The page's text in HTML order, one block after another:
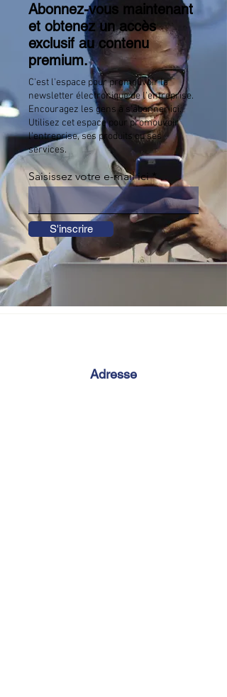
Abonnez-vous maintenant
et obtenez un accès
exclusif au contenu
premium.
C'est l'espace pour promouvoir la
newsletter électronique de l'entreprise.
Encouragez les gens à s'abonner ici.
Utilisez cet espace pour promouvoir
l'entreprise, ses produits ou ses
services.
Saisissez votre e-mail ici
S'inscrire
Adresse